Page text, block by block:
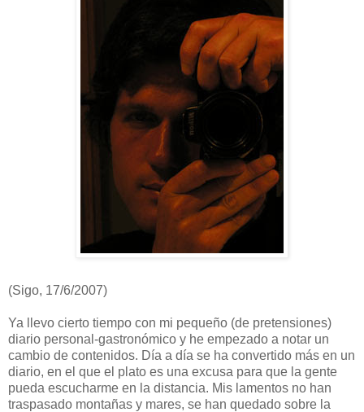
(Sigo, 17/6/2007)
Ya llevo cierto tiempo con mi pequeño (de pretensiones)
diario personal-gastronómico y he empezado a notar un
cambio de contenidos. Día a día se ha convertido más en un
diario, en el que el plato es una excusa para que la gente
pueda escucharme en la distancia. Mis lamentos no han
traspasado montañas y mares, se han quedado sobre la